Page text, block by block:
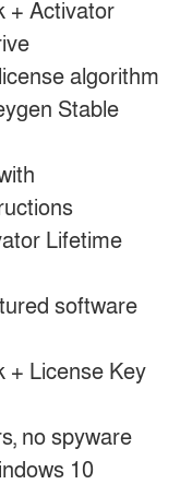
+ Activator
algorithm
Stable
Lifetime
software
+ License Key
no spyware
10